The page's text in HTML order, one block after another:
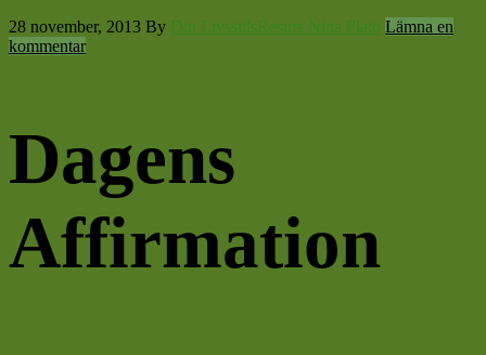
28 november, 2013 By Din LivsstilsResurs Nina Plato Lämna en
kommentar
Dagens
Affirmation